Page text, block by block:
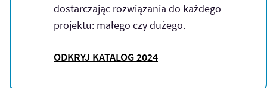
dostarczając rozwiązania do każdego
projektu: małego czy dużego.
ODKRYJ KATALOG 2024